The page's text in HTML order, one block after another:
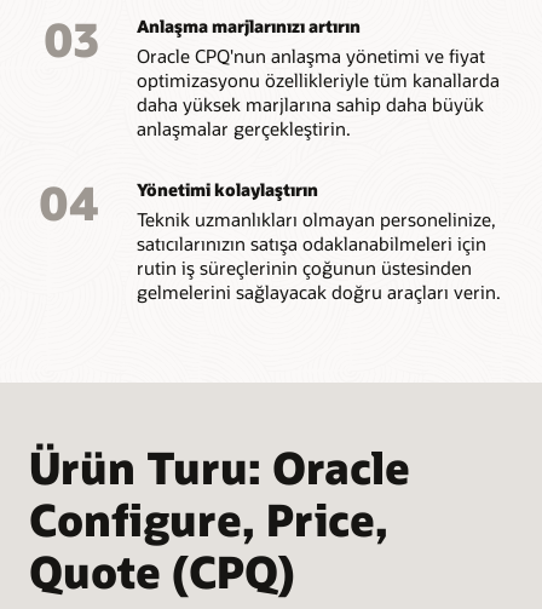
03 Anlaşma marjlarınızı artırın
Oracle CPQ'nun anlaşma yönetimi ve fiyat
optimizasyonu özellikleriyle tüm kanallarda
daha yüksek marjlarına sahip daha büyük
anlaşmalar gerçekleştirin.
04 Yönetimi kolaylaştırın
Teknik uzmanlıkları olmayan personelinize,
satıcılarınızın satışa odaklanabilmeleri için
rutin iş süreçlerinin çoğunun üstesinden
gelmelerini sağlayacak doğru araçları verin.
Ürün Turu: Oracle
Configure, Price,
Quote (CPQ)